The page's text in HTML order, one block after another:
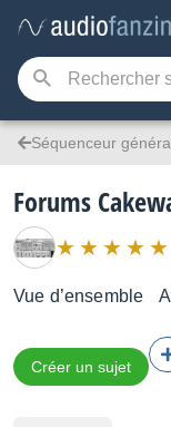
Séquenceur
Forums
Vue d’ensemble
Créer un sujet